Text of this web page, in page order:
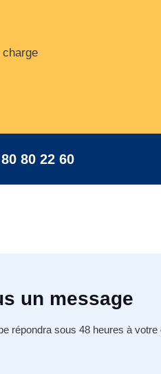
80 22 60
un message
répondra sous 48 heures à votre